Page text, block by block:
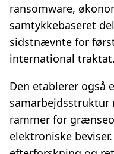
ransomware,
samtykkebaseret
sidstnævnte for
international traktat.
Den etablerer også
samarbejdsstruktur
rammer for
elektroniske